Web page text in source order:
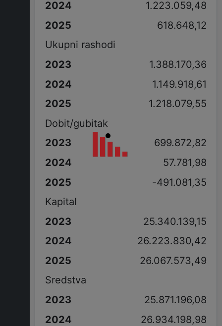
1.223.059,48
618.648,12
Ukupni rashodi
1.388.170,36
1.149.918,61
1.218.079,55
Dobit/gubitak
699.872,82
57.781,98
-491.081,35
Kapital
25.340.139,15
26.223.830,42
26.067.573,49
Sredstva
25.871.196,08
26.934.198,98